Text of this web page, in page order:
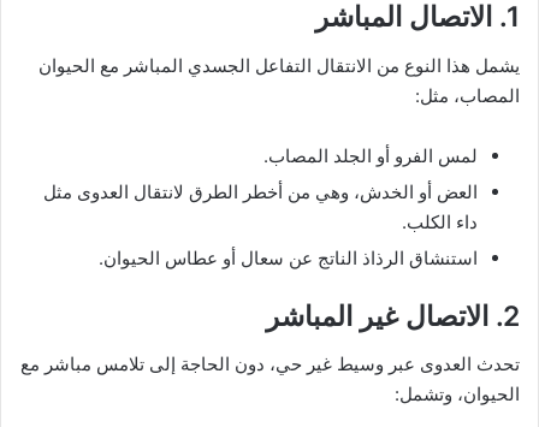
1. الاتصال المباشر
يشمل هذا النوع من الانتقال التفاعل الجسدي المباشر مع الحيوان
المصاب، مثل:
لمس الفرو أو الجلد المصاب.
العض أو الخدش، وهي من أخطر الطرق لانتقال العدوى مثل
داء الكلب.
استنشاق الرذاذ الناتج عن سعال أو عطاس الحيوان.
2. الاتصال غير المباشر
تحدث العدوى عبر وسيط غير حي، دون الحاجة إلى تلامس مباشر مع
الحيوان، وتشمل: